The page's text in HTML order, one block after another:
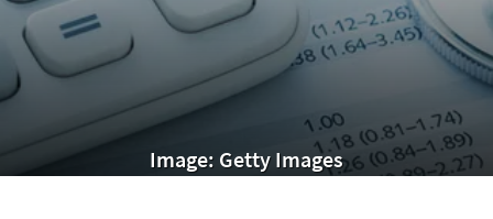
Image: Getty Images